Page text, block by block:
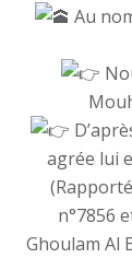
Au
agrée lui
n°7856
Ghoulam Al